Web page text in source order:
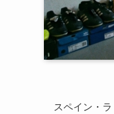
スペイン・